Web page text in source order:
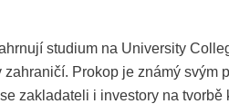
studium na University
Prokop je známý svým
zakladateli i investory na